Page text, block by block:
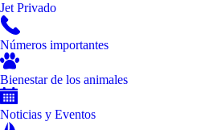
Jet Privado
Números importantes
Bienestar de los animales
Noticias y Eventos